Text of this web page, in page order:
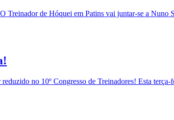
Treinador de Hóquei em Patins vai juntar-se a
no 10º Congresso de Treinadores! Esta